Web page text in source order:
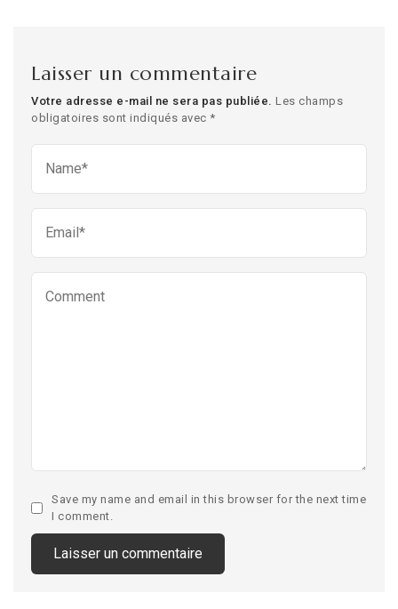
Laisser un commentaire
Votre adresse e-mail ne sera pas publiée. Les champs
obligatoires sont indiqués avec *
Save my name and email in this browser for the next time
I comment.